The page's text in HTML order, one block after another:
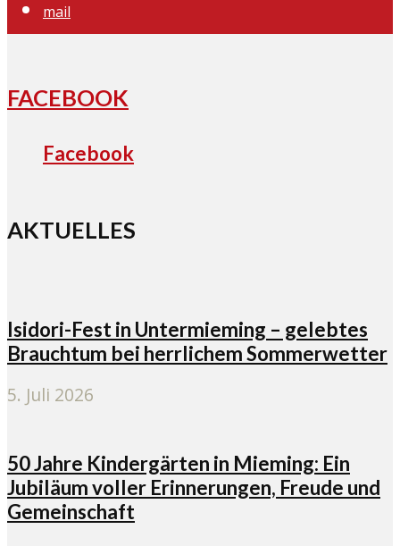
mail
FACEBOOK
Facebook
AKTUELLES
Isidori-Fest in Untermieming – gelebtes
Brauchtum bei herrlichem Sommerwetter
5. Juli 2026
50 Jahre Kindergärten in Mieming: Ein
Jubiläum voller Erinnerungen, Freude und
Gemeinschaft